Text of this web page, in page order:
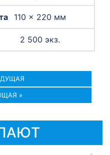
110 × 220 мм
2 500 экз.
»